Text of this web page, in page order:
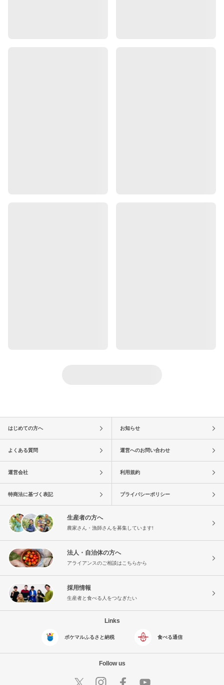
はじめての方へ お知らせ
よくある質問 運営へのお問い合わせ
運営会社 利用規約
特商法に基づく表記 プライバシーポリシー
生産者の方へ
農家さん・漁師さんを募集しています!
法人・自治体の方へ
アライアンスのご相談はこちらから
採用情報
生産者と食べる人をつなぎたい
Links
ポケマルふるさと納税 食べる通信
Follow us